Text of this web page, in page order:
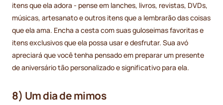
itens que ela adora - pense em lanches, livros, revistas, DVDs,
músicas, artesanato e outros itens que a lembrarão das coisas
que ela ama. Encha a cesta com suas guloseimas favoritas e
itens exclusivos que ela possa usar e desfrutar. Sua avó
apreciará que você tenha pensado em preparar um presente
de aniversário tão personalizado e significativo para ela.
8) Um dia de mimos